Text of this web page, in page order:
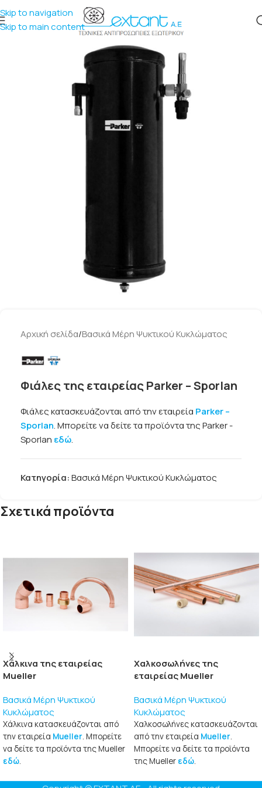
Skip to navigation
Skip to main content
Αρχική σελίδα/Βασικά Μέρη Ψυκτικού Κυκλώματος
Φιάλες της εταιρείας Parker – Sporlan
Φιάλες κατασκευάζονται από την εταιρεία Parker –
Sporlan. Μπορείτε να δείτε τα προϊόντα της Parker -
Sporlan εδώ.
Κατηγορία:Βασικά Μέρη Ψυκτικού Κυκλώματος
Σχετικά προϊόντα
Xάλκινα της εταιρείας
Mueller
Βασικά Μέρη Ψυκτικού
Κυκλώματος
Xάλκινα κατασκευάζονται από
την εταιρεία Mueller. Μπορείτε
να δείτε τα προϊόντα της Mueller
εδώ.
Xαλκοσωλήνες της
εταιρείας Mueller
Βασικά Μέρη Ψυκτικού
Κυκλώματος
Xαλκοσωλήνες κατασκευάζονται
από την εταιρεία Mueller.
Μπορείτε να δείτε τα προϊόντα
της Mueller εδώ.